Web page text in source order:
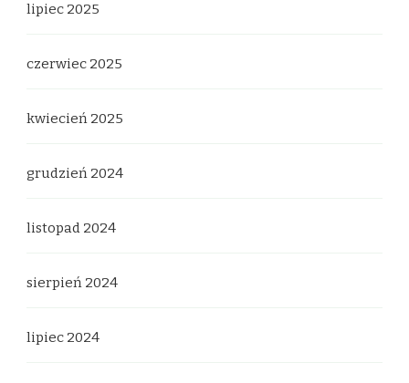
lipiec 2025
czerwiec 2025
kwiecień 2025
grudzień 2024
listopad 2024
sierpień 2024
lipiec 2024